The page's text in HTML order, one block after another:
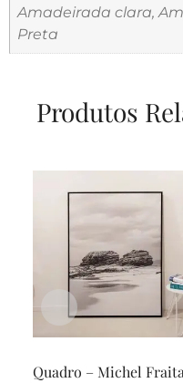
Amadeirada clara,
Preta
Produtos
Quadro – Michel